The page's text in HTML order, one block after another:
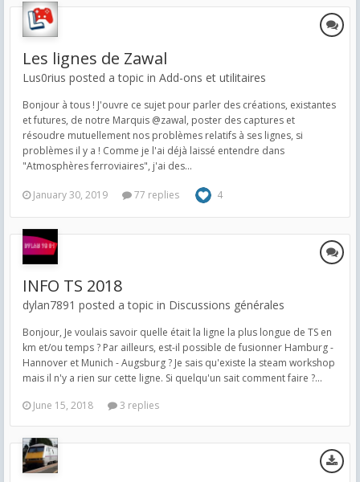
Les lignes de Zawal
Lus0rius posted a topic in Add-ons et utilitaires
Bonjour à tous ! J'ouvre ce sujet pour parler des créations, existantes
et futures, de notre Marquis @zawal, poster des captures et
résoudre mutuellement nos problèmes relatifs à ses lignes, si
problèmes il y a ! Comme je l'ai déjà laissé entendre dans
"Atmosphères ferroviaires", j'ai des...
January 30, 2019 77 replies 4
INFO TS 2018
dylan7891 posted a topic in Discussions générales
Bonjour, Je voulais savoir quelle était la ligne la plus longue de TS en
km et/ou temps ? Par ailleurs, est-il possible de fusionner Hamburg -
Hannover et Munich - Augsburg ? Je sais qu'existe la steam workshop
mais il n'y a rien sur cette ligne. Si quelqu'un sait comment faire ?...
June 15, 2018
3 replies